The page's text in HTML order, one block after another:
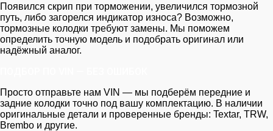
Появился скрип при торможении, увеличился тормозной
путь, либо загорелся индикатор износа? Возможно,
тормозные колодки требуют замены. Мы поможем
определить точную модель и подобрать оригинал или
надёжный аналог.
Просто отправьте нам VIN — мы подберём передние и
задние колодки точно под вашу комплектацию. В наличии
оригинальные детали и проверенные бренды: Textar, TRW,
Brembo и другие.